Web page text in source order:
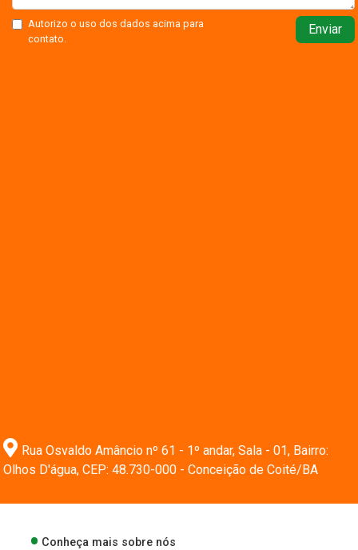
Autorizo o uso dos dados acima para
contato.
Enviar
Rua Osvaldo Amâncio nº 61 - 1º andar, Sala - 01, Bairro:
Olhos D'água, CEP: 48.730-000 - Conceição de Coité/BA
Conheça mais sobre nós